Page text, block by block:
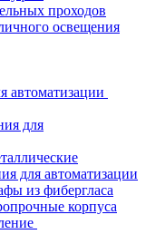
проходов
освещения
автоматизации
для
для автоматизации
из фибергласа
корпуса